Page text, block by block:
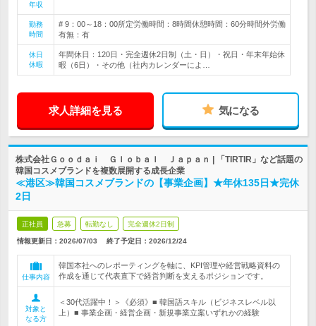
年収
勤務
時間
# 9：00～18：00所定労働時間：8時間休憩時間：60分時間外労働
有無：有
休日
休暇
年間休日：120日・完全週休2日制（土・日）・祝日・年末年始休
暇（6日）・その他（社内カレンダーによ…
求人詳細を見る 気になる
株式会社Ｇｏｏｄａｉ Ｇｌｏｂａｌ Ｊａｐａｎ | 「TIRTIR」など話題の
韓国コスメブランドを複数展開する成長企業
≪港区≫韓国コスメブランドの【事業企画】★年休135日★完休
2日
正社員 急募 転勤なし 完全週休2日制
情報更新日：2026/07/03 終了予定日： 2026/12/24
仕事内容
韓国本社へのレポーティングを軸に、KPI管理や経営戦略資料の
作成を通じて代表直下で経営判断を支えるポジションです。
対象と
なる方
＜30代活躍中！＞《必須》■ 韓国語スキル（ビジネスレベル以
上）■ 事業企画・経営企画・新規事業立案いずれかの経験